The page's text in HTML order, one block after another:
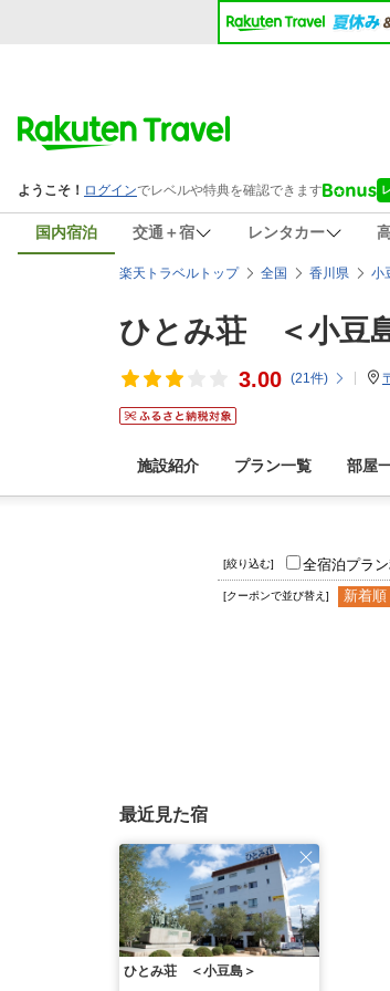
国内宿泊 交通＋宿 レンタカー
楽天トラベルトップ 全国 香川県 小
ひとみ荘 ＜小豆
3.00 (21件)
施設紹介 プラン一覧 部屋
[絞り込む] 全宿泊プラ
[クーポンで並び替え] 新着順
最近見た宿
ひとみ荘 ＜小豆島＞